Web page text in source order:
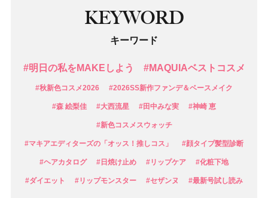
KEYWORD
キーワード
#明日の私をMAKEしよう #MAQUIAベストコスメ
#秋新色コスメ2026 #2026SS新作ファンデ＆ベースメイク
#森 絵梨佳 #大西流星 #田中みな実 #神崎 恵
#新色コスメスウォッチ
#マキアエディターズの「オッス！推しコス」 #顔タイプ髪型診断
#ヘアカタログ #日焼け止め #リップケア #化粧下地
#ダイエット #リップモンスター #セザンヌ #最新号試し読み